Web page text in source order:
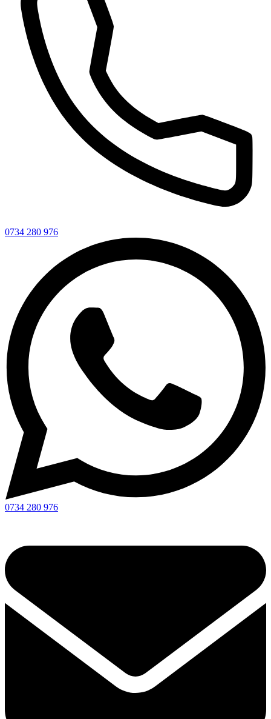
0734 280 976
0734 280 976